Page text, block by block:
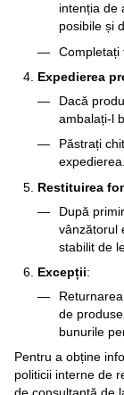
intenția de
posibile și
Completați
Expedierea
Dacă
ambalați-l
Păstrați
expedierea.
Restituirea
După
vânzătorul
stabilit de
Excepții:
de
bunurile
Pentru a obține
politicii interne de